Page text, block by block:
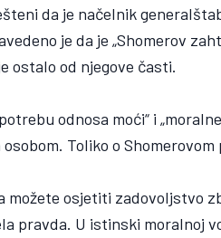
da je načelnik
je da je „Shomerov
ostalo od njegove časti.
odnosa moći“ i
Toliko o
osjetiti zadovoljstvo
pravda. U istinski moralnoj